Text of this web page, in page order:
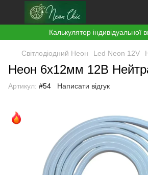
Калькулятор індивідуальної
Світлодіодний Неон Led Neon 12V
Неон 6х12мм 12В
Артикул: #54 Написати відгук